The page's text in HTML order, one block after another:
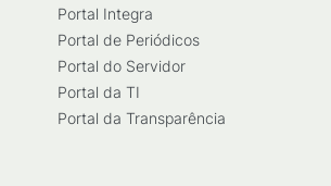
Portal Integra
Portal de Periódicos
Portal do Servidor
Portal da TI
Portal da Transparência